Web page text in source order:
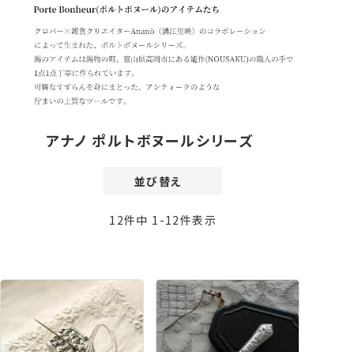
アナノ ポルトボヌールシリーズ
並び替え
価格が高い順
おすすめ順
レビュー順
12件中 1 -12件表示